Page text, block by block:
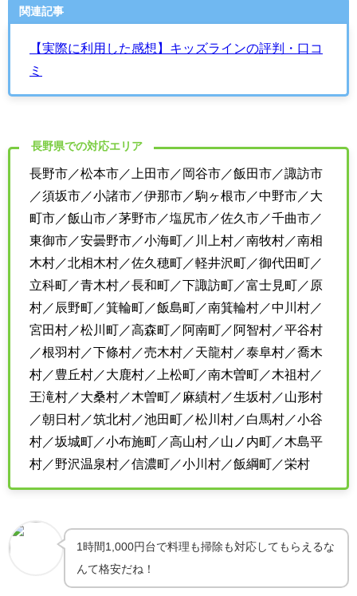
関連記事
【実際に利用した感想】キッズラインの評判・口コ
ミ
長野県での対応エリア
長野市／松本市／上田市／岡谷市／飯田市／諏訪市
／須坂市／小諸市／伊那市／駒ヶ根市／中野市／大
町市／飯山市／茅野市／塩尻市／佐久市／千曲市／
東御市／安曇野市／小海町／川上村／南牧村／南相
木村／北相木村／佐久穂町／軽井沢町／御代田町／
立科町／青木村／長和町／下諏訪町／富士見町／原
村／辰野町／箕輪町／飯島町／南箕輪村／中川村／
宮田村／松川町／高森町／阿南町／阿智村／平谷村
／根羽村／下條村／売木村／天龍村／泰阜村／喬木
村／豊丘村／大鹿村／上松町／南木曽町／木祖村／
王滝村／大桑村／木曽町／麻績村／生坂村／山形村
／朝日村／筑北村／池田町／松川村／白馬村／小谷
村／坂城町／小布施町／高山村／山ノ内町／木島平
村／野沢温泉村／信濃町／小川村／飯綱町／栄村
1時間1,000円台で料理も掃除も対応してもらえるな
んて格安だね！